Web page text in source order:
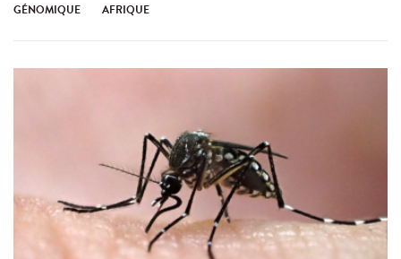
GÉNOMIQUE AFRIQUE